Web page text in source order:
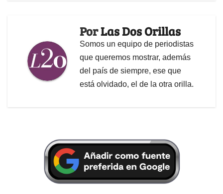
PorLas Dos Orillas
Somos un equipo de periodistas
que queremos mostrar, además
del país de siempre, ese que
está olvidado, el de la otra orilla.